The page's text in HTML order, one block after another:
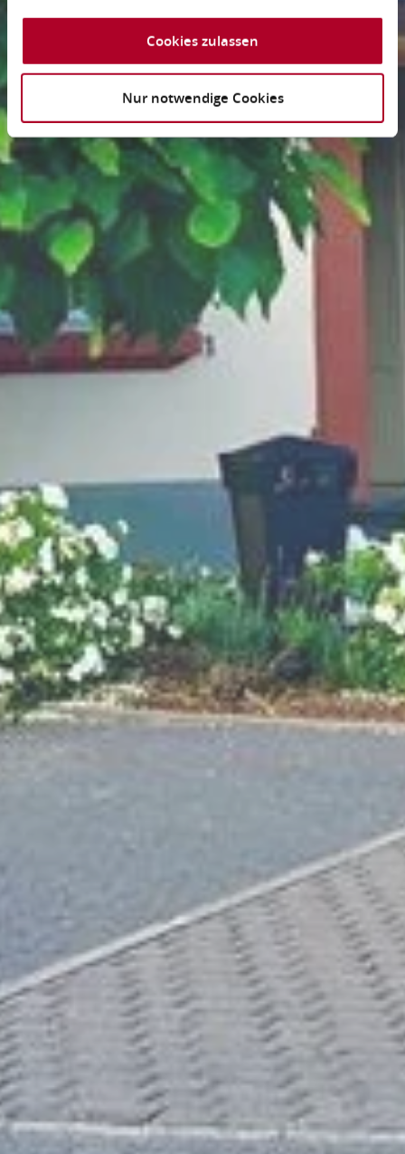
Cookies zulassen
Nur notwendige Cookies